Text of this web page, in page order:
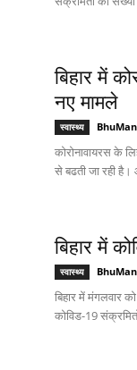
बिहार में
नए मामले
स्वास्थ्य
कोरोनावायरस के
से बढती जा रही
बिहार में
स्वास्थ्य
बिहार में मंगलवार
कोविड-19